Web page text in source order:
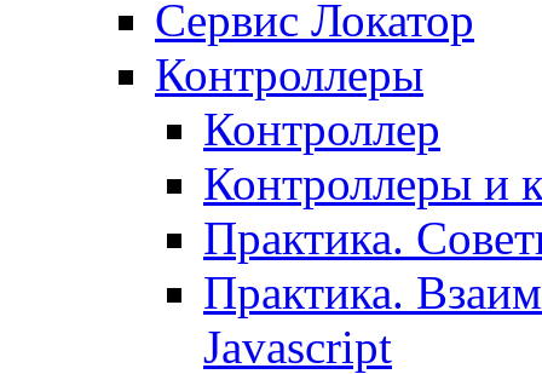
Сервис Локатор
Контроллеры
Контроллер
Контроллеры и
Практика.
Практика.
Javascript